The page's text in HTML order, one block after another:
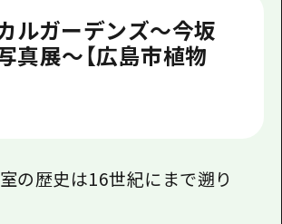
ディア掲載情報
ルガーデンズ～今坂
真展～【広島市植物
の歴史は16世紀にまで遡り